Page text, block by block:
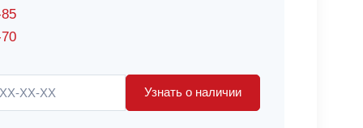
Узнать о наличии